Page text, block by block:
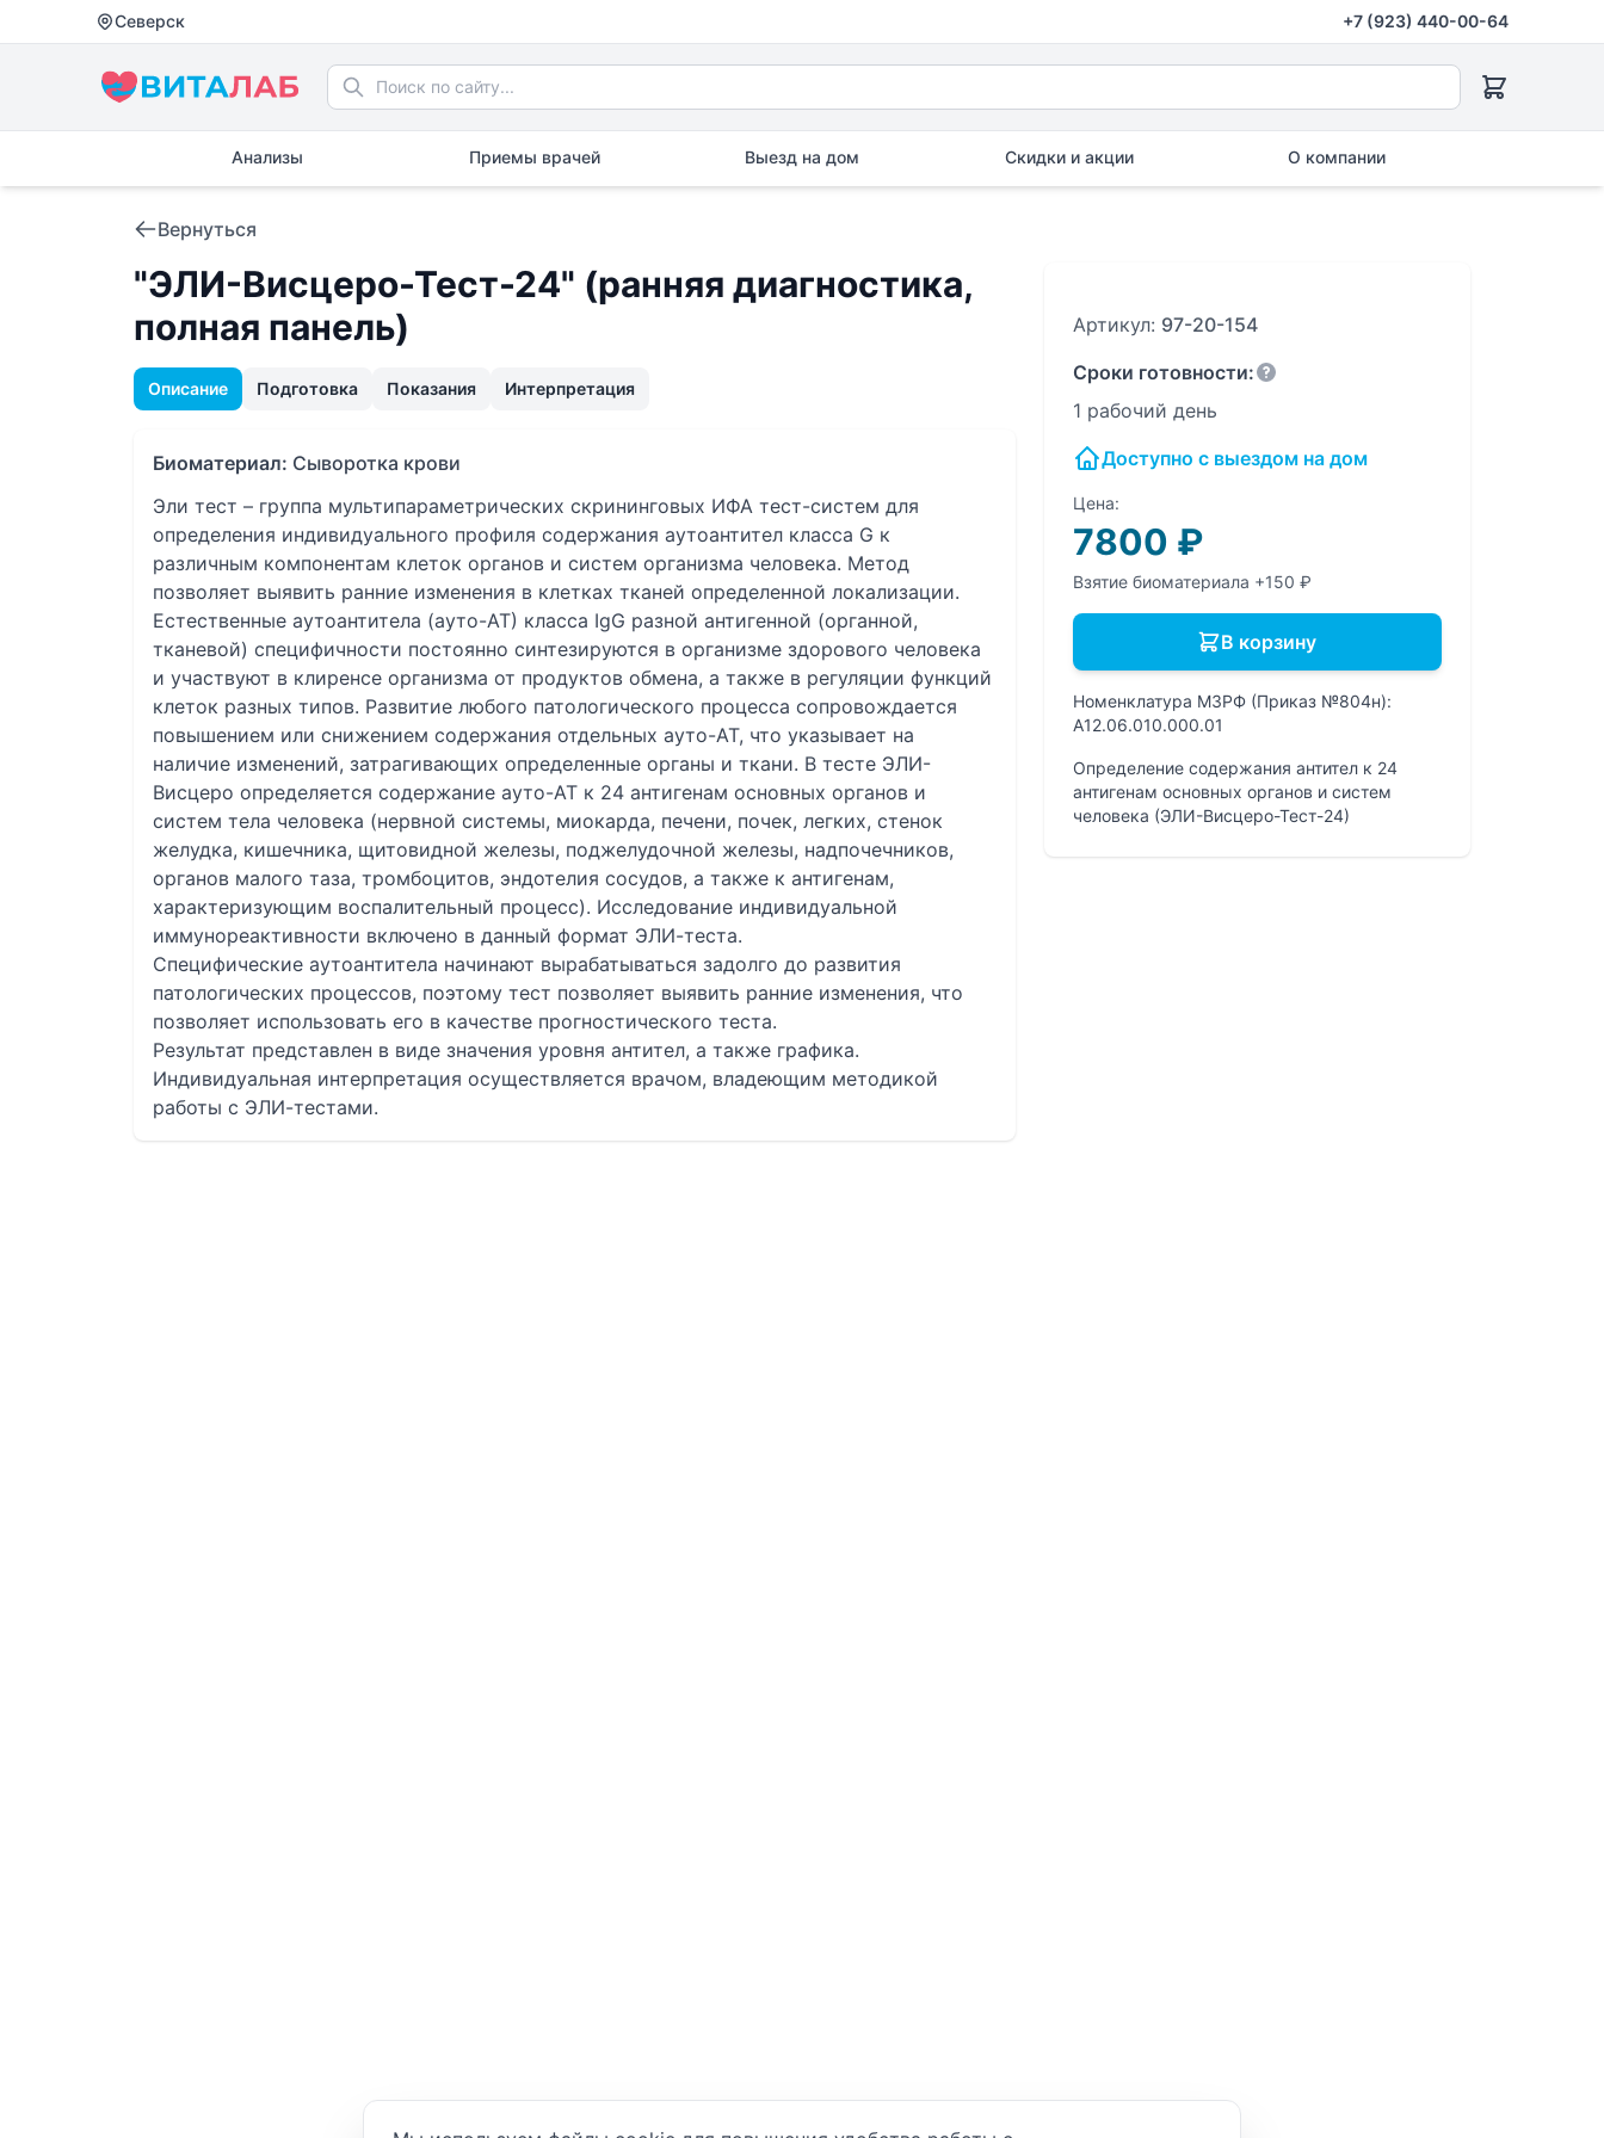
Северск +7 (923) 440-00-64
Анализы Приемы врачей Выезд на дом Скидки и акции О компании
Вернуться
"ЭЛИ-Висцеро-Тест-24" (ранняя диагностика,
полная панель)
Описание Подготовка Показания Интерпретация
Биоматериал: Сыворотка крови
Эли тест – группа мультипараметрических скрининговых ИФА тест-систем для
определения индивидуального профиля содержания аутоантител класса G к
различным компонентам клеток органов и систем организма человека. Метод
позволяет выявить ранние изменения в клетках тканей определенной локализации.
Естественные аутоантитела (ауто-АТ) класса IgG разной антигенной (органной,
тканевой) специфичности постоянно синтезируются в организме здорового человека
и участвуют в клиренсе организма от продуктов обмена, а также в регуляции функций
клеток разных типов. Развитие любого патологического процесса сопровождается
повышением или снижением содержания отдельных ауто-АТ, что указывает на
наличие изменений, затрагивающих определенные органы и ткани. В тесте ЭЛИ-
Висцеро определяется содержание ауто-АТ к 24 антигенам основных органов и
систем тела человека (нервной системы, миокарда, печени, почек, легких, стенок
желудка, кишечника, щитовидной железы, поджелудочной железы, надпочечников,
органов малого таза, тромбоцитов, эндотелия сосудов, а также к антигенам,
характеризующим воспалительный процесс). Исследование индивидуальной
иммунореактивности включено в данный формат ЭЛИ-теста.
Специфические аутоантитела начинают вырабатываться задолго до развития
патологических процессов, поэтому тест позволяет выявить ранние изменения, что
позволяет использовать его в качестве прогностического теста.
Результат представлен в виде значения уровня антител, а также графика.
Индивидуальная интерпретация осуществляется врачом, владеющим методикой
работы с ЭЛИ-тестами.
Артикул: 97-20-154
Сроки готовности:
1 рабочий день
Доступно с выездом на дом
Цена:
7800 ₽
Взятие биоматериала +150 ₽
В корзину
Номенклатура МЗРФ (Приказ №804н):
A12.06.010.000.01
Определение содержания антител к 24
антигенам основных органов и систем
человека (ЭЛИ-Висцеро-Тест-24)